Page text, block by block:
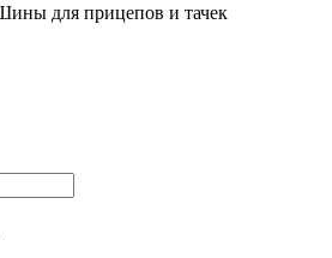
для прицепов и тачек